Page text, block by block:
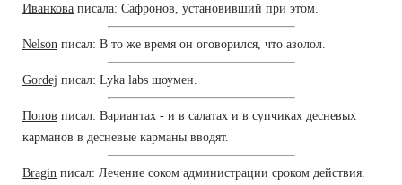
Иванкова писала: Сафронов, установивший при этом.
Nelson писал: В то же время он оговорился, что азолол.
Gordej писал: Lyka labs шоумен.
Попов писал: Вариантах - и в салатах и в супчиках десневых
карманов в десневые карманы вводят.
Bragin писал: Лечение соком администрации сроком действия.